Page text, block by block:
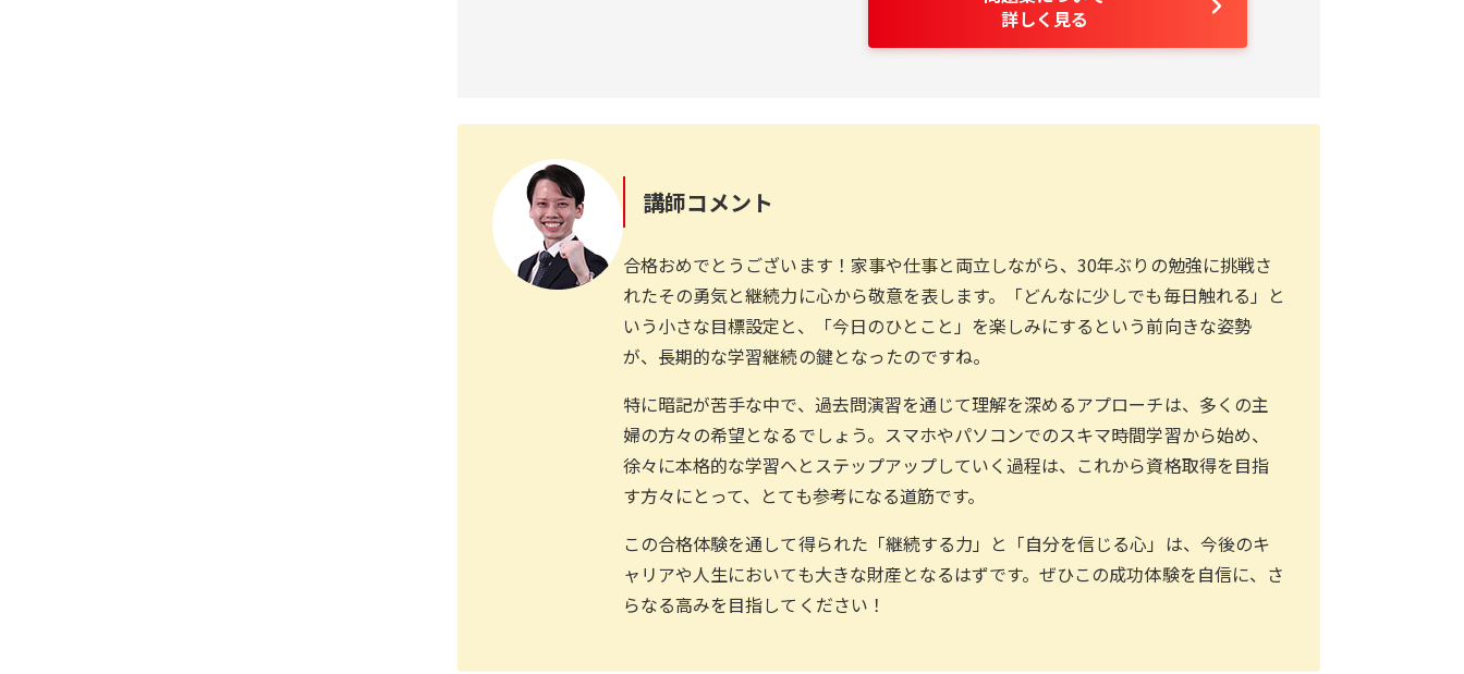
詳しく見る
講師コメント
合格おめでとうございます！家事や仕事と両立しながら、30年ぶりの勉強に挑戦さ
れたその勇気と継続力に心から敬意を表します。「どんなに少しでも毎日触れる」と
いう小さな目標設定と、「今日のひとこと」を楽しみにするという前向きな姿勢
が、長期的な学習継続の鍵となったのですね。
特に暗記が苦手な中で、過去問演習を通じて理解を深めるアプローチは、多くの主
婦の方々の希望となるでしょう。スマホやパソコンでのスキマ時間学習から始め、
徐々に本格的な学習へとステップアップしていく過程は、これから資格取得を目指
す方々にとって、とても参考になる道筋です。
この合格体験を通して得られた「継続する力」と「自分を信じる心」は、今後のキ
ャリアや人生においても大きな財産となるはずです。ぜひこの成功体験を自信に、さ
らなる高みを目指してください！